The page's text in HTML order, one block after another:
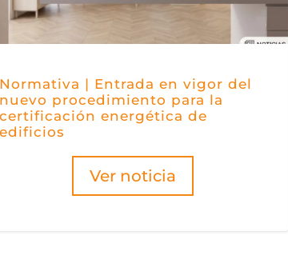
Normativa | Entrada en vigor del
nuevo procedimiento para la
certificación energética de
edificios
Ver noticia